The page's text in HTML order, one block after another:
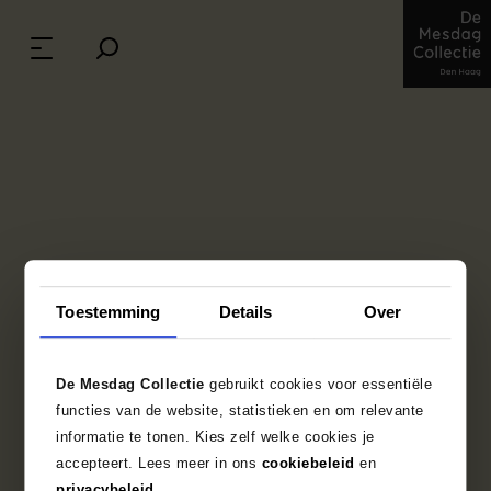
Toestemming Details Over
De Mesdag Collectie gebruikt cookies voor essentiële
functies van de website, statistieken en om relevante
informatie te tonen. Kies zelf welke cookies je
accepteert. Lees meer in ons cookiebeleid en
Road in Sunshine
Gustave Courbet (1819 - 1877), c. 1873-1877
Credits: The Mesdag Collection, The Hague